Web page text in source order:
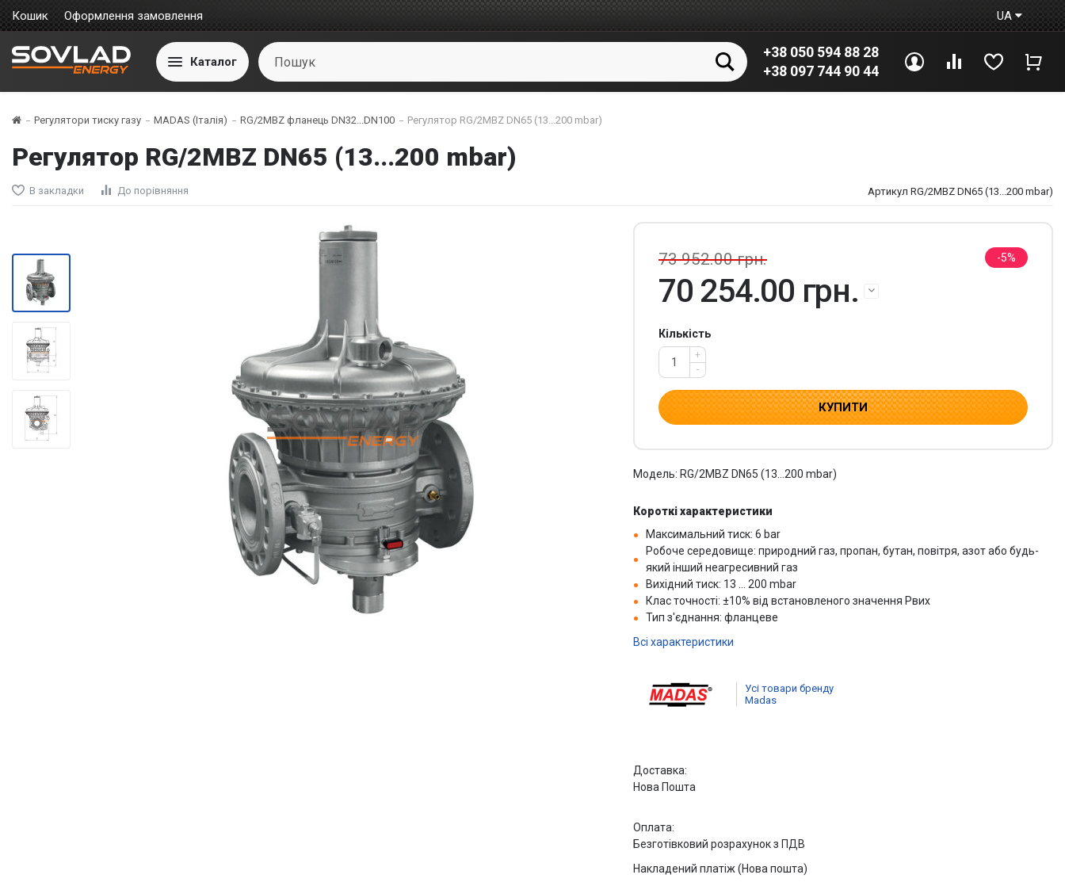
Кошик Оформлення замовлення UA
Каталог
+38 050 594 88 28
+38 097 744 90 44
Увійти ПорівнянняВибране
Регулятори тиску газу MADAS (Італія) RG/2MBZ фланець DN32...DN100 Регулятор RG/2MBZ DN65 (13...200 mbar)
Регулятор RG/2MBZ DN65 (13...200 mbar)
В закладки До порівняння Артикул RG/2MBZ DN65 (13...200 mbar)
5
73 952.00 грн.
70 254.00 грн.
Кількість
+
-
КУПИТИ
Модель: RG/2MBZ DN65 (13...200 mbar)
Короткі характеристики
Максимальний тиск: 6 bar
Робоче середовище: природний газ, пропан, бутан, повітря, азот або будь-
який інший неагресивний газ
Вихідний тиск: 13 ... 200 mbar
Клас точності: ±10% від встановленого значення Рвих
Тип з'єднання: фланцеве
Всі характеристики
Усі товари бренду
Madas
Доставка:
Нова Пошта
Оплата:
Безготівковий розрахунок з ПДВ
Накладений платіж (Нова пошта)